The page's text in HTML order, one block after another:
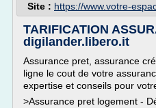
Site : https://www.votre-
TARIFICATION
digilander.libero.it
Assurance pret, assurance
ligne le cout de votre
expertise et conseils pour
>Assurance pret logement -